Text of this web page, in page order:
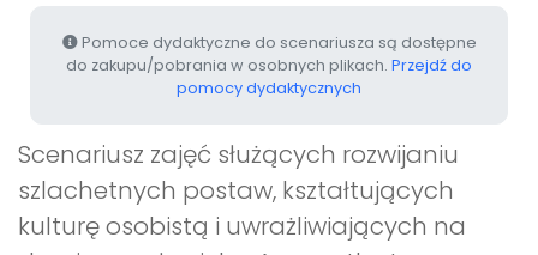
Pomoce dydaktyczne do scenariusza są dostępne
do zakupu/pobrania w osobnych plikach. Przejdź do
pomocy dydaktycznych
Scenariusz zajęć służących rozwijaniu
szlachetnych postaw, kształtujących
kulturę osobistą i uwrażliwiających na